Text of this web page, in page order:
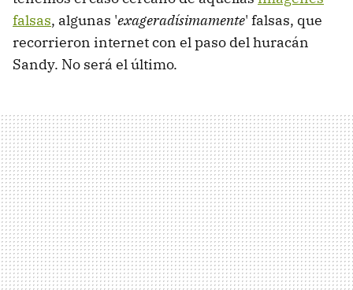
falsas, algunas 'exageradísimamente' falsas, que
recorrieron internet con el paso del huracán
Sandy. No será el último.